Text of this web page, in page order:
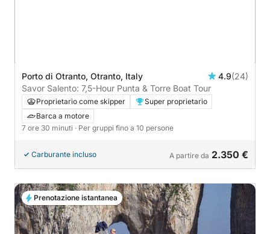
Porto di Otranto, Otranto, Italy 4.9(24)
Savor Salento: 7,5-Hour Punta & Torre Boat Tour
Proprietario come skipper
Super proprietario
Barca a motore
7 ore 30 minuti · Per gruppi fino a 10 persone
Carburante incluso A partire da 2.350 €
Prenotazione istantanea